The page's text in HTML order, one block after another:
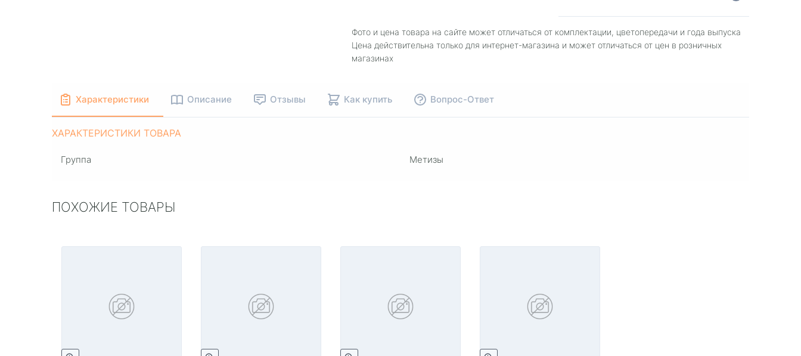
Фото и цена товара на сайте может отличаться от комплектации, цветопередачи и года выпуска
Цена действительна только для интернет-магазина и может отличаться от цен в розничных
магазинах
Характеристики Описание Отзывы Как купить Вопрос-Ответ
ХАРАКТЕРИСТИКИ ТОВАРА
Группа Метизы
ПОХОЖИЕ ТОВАРЫ